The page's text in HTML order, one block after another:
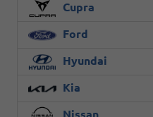
Cupra
Ford
Hyundai
Kia
Nissan